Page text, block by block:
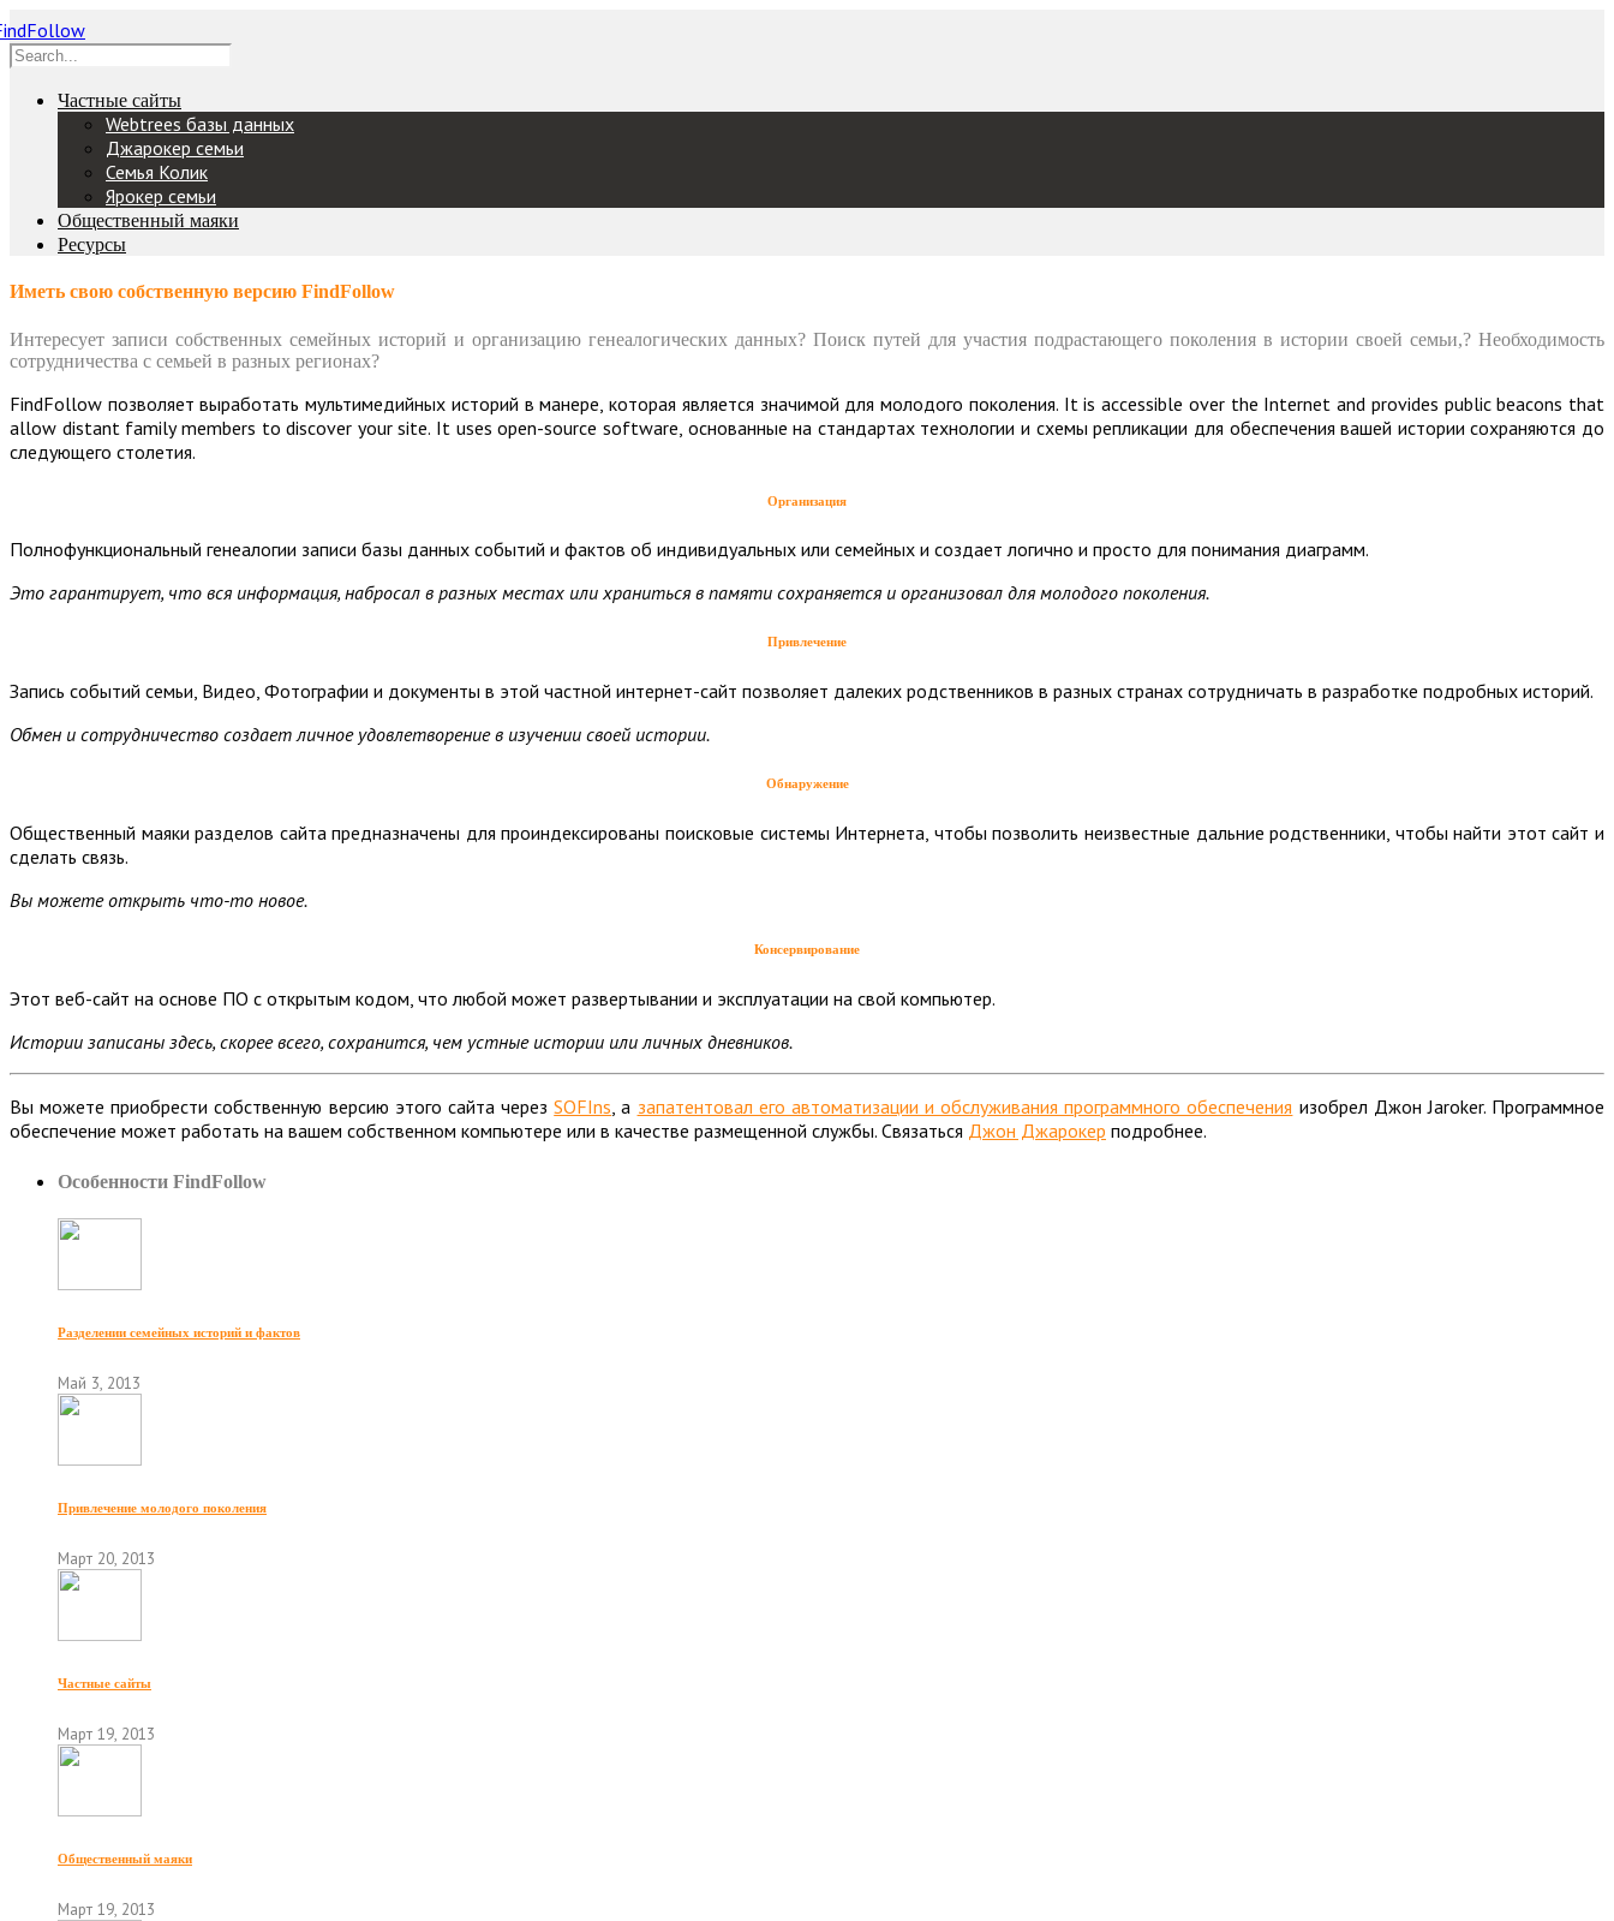
Частные сайты
Webtrees базы данных
Джарокер семьи
Семья Колик
Ярокер семьи
Общественный маяки
Ресурсы
Иметь свою собственную версию FindFollow
Интересует записи собственных семейных историй и организацию генеалогических данных? Поиск путей для участия подрастающего поколения в истории своей семьи,? Необходимость
сотрудничества с семьей в разных регионах?
FindFollow позволяет выработать мультимедийных историй в манере, которая является значимой для молодого поколения. It is accessible over the Internet and provides public beacons that
allow distant family members to discover your site. It uses open-source software, основанные на стандартах технологии и схемы репликации для обеспечения вашей истории сохраняются до
следующего столетия.
Организация
Полнофункциональный генеалогии записи базы данных событий и фактов об индивидуальных или семейных и создает логично и просто для понимания диаграмм.
Это гарантирует, что вся информация, набросал в разных местах или храниться в памяти сохраняется и организовал для молодого поколения.
Привлечение
Запись событий семьи, Видео, Фотографии и документы в этой частной интернет-сайт позволяет далеких родственников в разных странах сотрудничать в разработке подробных историй.
Обмен и сотрудничество создает личное удовлетворение в изучении своей истории.
Обнаружение
Общественный маяки разделов сайта предназначены для проиндексированы поисковые системы Интернета, чтобы позволить неизвестные дальние родственники, чтобы найти этот сайт и
сделать связь.
Вы можете открыть что-то новое.
Консервирование
Этот веб-сайт на основе ПО с открытым кодом, что любой может развертывании и эксплуатации на свой компьютер.
Истории записаны здесь, скорее всего, сохранится, чем устные истории или личных дневников.
Вы можете приобрести собственную версию этого сайта черезSOFIns,a запатентовал его автоматизации и обслуживания программного обеспечения изобрел Джон Jaroker. Программное
обеспечение может работать на вашем собственном компьютере или в качестве размещенной службы. Связаться Джон Джарокер подробнее.
Особенности FindFollow
Разделении семейных историй и фактов
Май 3, 2013
Привлечение молодого поколения
Март 20, 2013
Частные сайты
Март 19, 2013
Общественный маяки
Март 19, 2013